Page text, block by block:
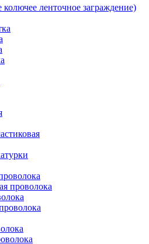
ленточное заграждение)
проволока